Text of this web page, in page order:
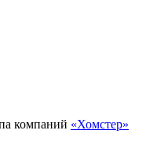
компаний «Хомстер»